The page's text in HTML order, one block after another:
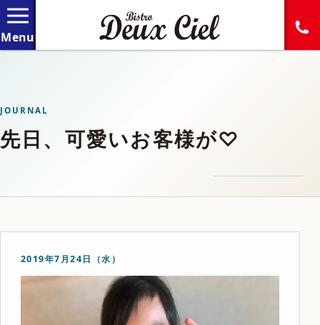
JOURNAL
先日、可愛いお客様が♡
2019年7月24日（水）